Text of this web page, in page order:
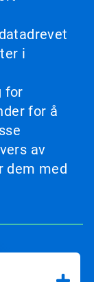
i
for
for å
av
dem med